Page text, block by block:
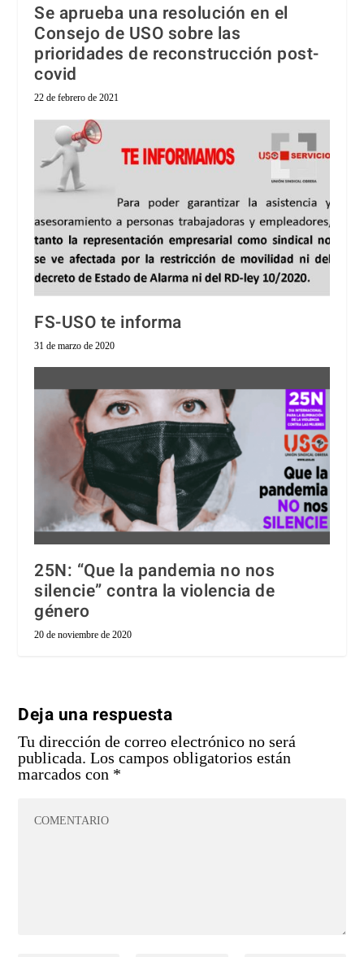
Se aprueba una resolución en el
Consejo de USO sobre las
prioridades de reconstrucción post-
covid
22 de febrero de 2021
FS-USO te informa
31 de marzo de 2020
25N: “Que la pandemia no nos
silencie” contra la violencia de
género
20 de noviembre de 2020
Deja una respuesta
Tu dirección de correo electrónico no será
publicada. Los campos obligatorios están
marcados con *